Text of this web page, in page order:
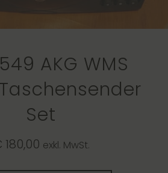
AKG WMS
Set
180,00 exkl. MwSt.